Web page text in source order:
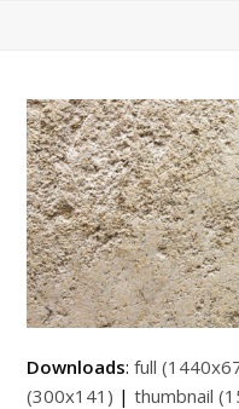
Downloads:full
(300x141) |thumbnail